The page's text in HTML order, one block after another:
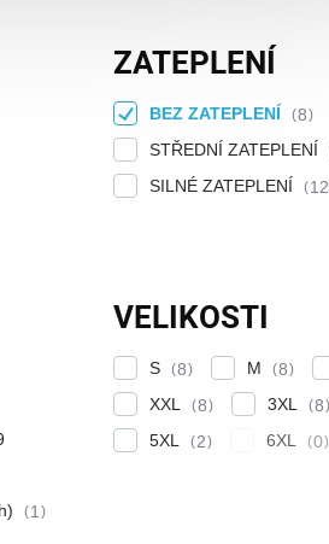
ZATEPLENÍ
BEZ ZATEPLENÍ
8
STŘEDNÍ ZATEPLENÍ
SILNÉ ZATEPLENÍ
12
1
VELIKOSTI
S 8 M 8
XXL
8 3XL 8
5XL
2 6XL 0